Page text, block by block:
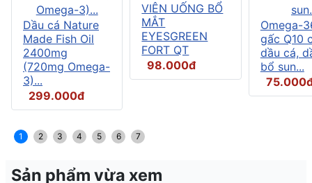
Dầu cá Nature
Made Fish Oil
2400mg
(720mg Omega-
3)...
299.000đ
VIÊN UỐNG BỔ
MẮT
EYESGREEN
FORT QT
98.000đ
Omega-
gấc Q10
dầu cá,
bổ sun...
1 2 3 4 5 6 7
Sản phẩm vừa xem